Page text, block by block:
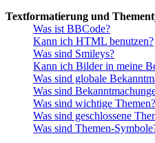
Textformatierung und
Was ist BBCode?
Kann ich HTML benutzen?
Was sind Smileys?
Kann ich Bilder in meine
Was sind globale
Was sind
Was sind wichtige Themen?
Was sind geschlossene
Was sind Themen-